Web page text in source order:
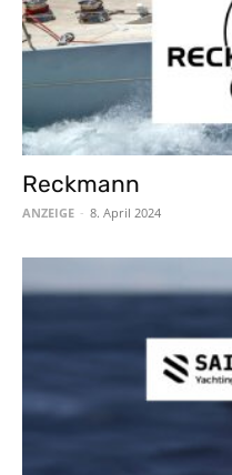
Reckmann
ANZEIGE - 8. April 2024